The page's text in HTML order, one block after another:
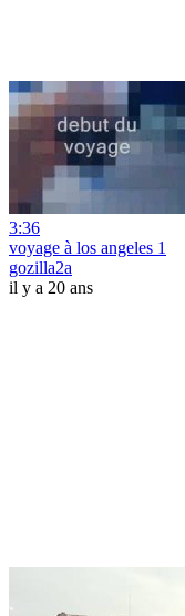
3:36
voyage à los angeles 1
gozilla2a
il y a 20 ans